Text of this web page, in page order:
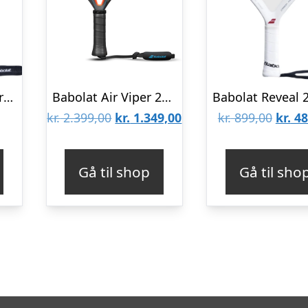
Babolat Stima Energy
Babolat Air Viper 2023 Padelbat
kr.2.399,00 Den
var:
kr. 2.399,00.
kr. 1.349,00Den
kr. 1.349,00.
Gå til shop
kr.899,00 Den
var:
kr.
kr.
Gå til